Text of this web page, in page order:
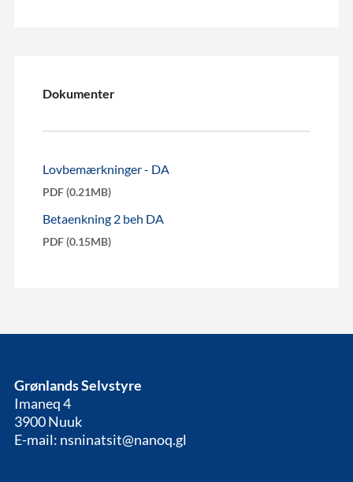
Dokumenter
Lovbemærkninger - DA
PDF (0.21MB)
Betaenkning 2 beh DA
PDF (0.15MB)
Grønlands Selvstyre
Imaneq 4
3900 Nuuk
E-mail: nsninatsit@nanoq.gl